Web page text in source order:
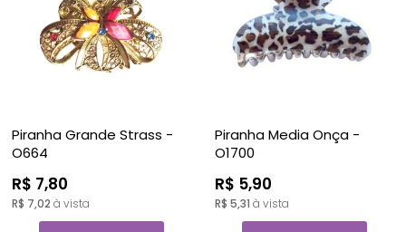
Piranha Grande Strass -
O664
R$ 7,80
R$ 7,02 à vista
Piranha Media Onça -
O1700
R$ 5,90
R$ 5,31 à vista